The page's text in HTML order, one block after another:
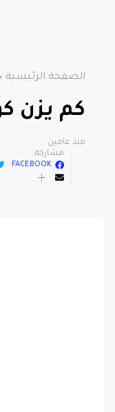
الصفحة الرئيسية
كم يزن
منذ عامين
مشاركة:
FACEBOOK